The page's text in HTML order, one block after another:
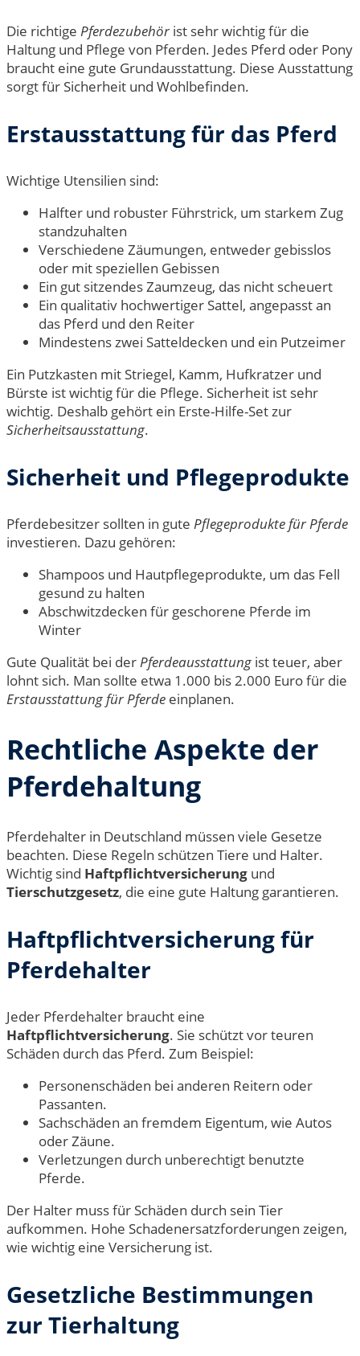
Die richtige Pferdezubehör ist sehr wichtig für die
Haltung und Pflege von Pferden. Jedes Pferd oder Pony
braucht eine gute Grundausstattung. Diese Ausstattung
sorgt für Sicherheit und Wohlbefinden.
Erstausstattung für das Pferd
Wichtige Utensilien sind:
Halfter und robuster Führstrick, um starkem Zug
standzuhalten
Verschiedene Zäumungen, entweder gebisslos
oder mit speziellen Gebissen
Ein gut sitzendes Zaumzeug, das nicht scheuert
Ein qualitativ hochwertiger Sattel, angepasst an
das Pferd und den Reiter
Mindestens zwei Satteldecken und ein Putzeimer
Ein Putzkasten mit Striegel, Kamm, Hufkratzer und
Bürste ist wichtig für die Pflege. Sicherheit ist sehr
wichtig. Deshalb gehört ein Erste-Hilfe-Set zur
Sicherheitsausstattung.
Sicherheit und Pflegeprodukte
Pferdebesitzer sollten in gute Pflegeprodukte für Pferde
investieren. Dazu gehören:
Shampoos und Hautpflegeprodukte, um das Fell
gesund zu halten
Abschwitzdecken für geschorene Pferde im
Winter
Gute Qualität bei derPferdeausstattung ist teuer, aber
lohnt sich. Man sollte etwa 1.000 bis 2.000 Euro für die
Erstausstattung für Pferde einplanen.
Rechtliche Aspekte der
Pferdehaltung
Pferdehalter in Deutschland müssen viele Gesetze
beachten. Diese Regeln schützen Tiere und Halter.
Wichtig sind Haftpflichtversicherung und
Tierschutzgesetz, die eine gute Haltung garantieren.
Haftpflichtversicherung für
Pferdehalter
Jeder Pferdehalter braucht eine
Haftpflichtversicherung. Sie schützt vor teuren
Schäden durch das Pferd. Zum Beispiel:
Personenschäden bei anderen Reitern oder
Passanten.
Sachschäden an fremdem Eigentum, wie Autos
oder Zäune.
Verletzungen durch unberechtigt benutzte
Pferde.
Der Halter muss für Schäden durch sein Tier
aufkommen. Hohe Schadenersatzforderungen zeigen,
wie wichtig eine Versicherung ist.
Gesetzliche Bestimmungen
zur Tierhaltung